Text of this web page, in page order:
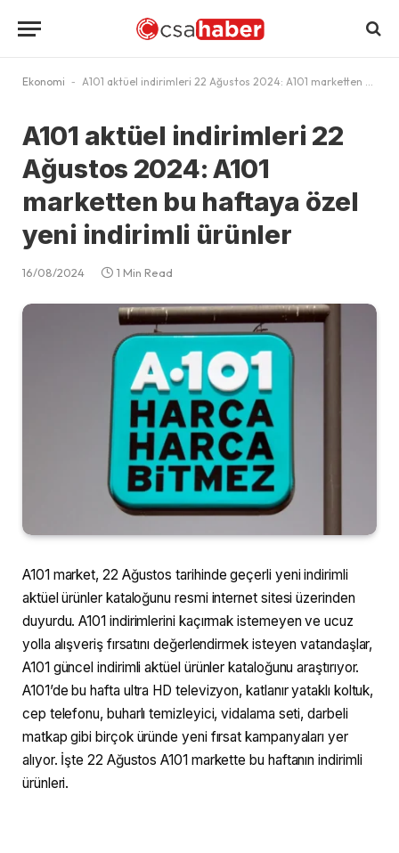
Ekonomi - A101 aktüel indirimleri 22 Ağustos 2024: A101 marketten bu haftaya özel yeni indirimli ürünler
A101 aktüel indirimleri 22
Ağustos 2024: A101
marketten bu haftaya özel
yeni indirimli ürünler
16/08/2024 1 Min Read
A101 market, 22 Ağustos tarihinde geçerli yeni indirimli
aktüel ürünler kataloğunu resmi internet sitesi üzerinden
duyurdu. A101 indirimlerini kaçırmak istemeyen ve ucuz
yolla alışveriş fırsatını değerlendirmek isteyen vatandaşlar,
A101 güncel indirimli aktüel ürünler kataloğunu araştırıyor.
A101’de bu hafta ultra HD televizyon, katlanır yataklı koltuk,
cep telefonu, buharlı temizleyici, vidalama seti, darbeli
matkap gibi birçok üründe yeni fırsat kampanyaları yer
alıyor. İşte 22 Ağustos A101 markette bu haftanın indirimli
ürünleri.